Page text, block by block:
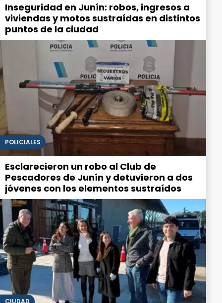
Inseguridad en Junín: robos, ingresos a
viviendas y motos sustraídas en distintos
puntos de la ciudad
POLICIALES
Esclarecieron un robo al Club de
Pescadores de Junín y detuvieron a dos
jóvenes con los elementos sustraídos